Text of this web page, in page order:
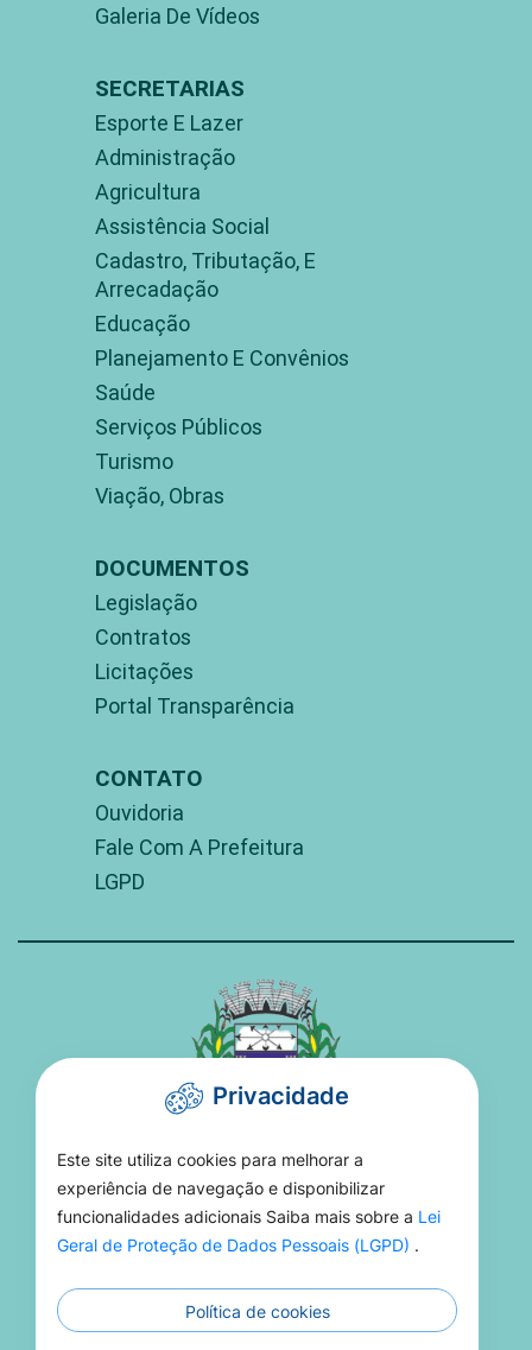
Galeria De Vídeos
SECRETARIAS
Esporte E Lazer
Administração
Agricultura
Assistência Social
Cadastro, Tributação, E
Arrecadação
Educação
Planejamento E Convênios
Saúde
Serviços Públicos
Turismo
Viação, Obras
DOCUMENTOS
Legislação
Contratos
Licitações
Portal Transparência
CONTATO
Ouvidoria
Fale Com A Prefeitura
LGPD
PREFEITURA DE TORIXORÉU
Rua 15 De Novembro, 16 - Setor Aeroporto -
(66) 3406-1021
Privacidade
Este site utiliza cookies para melhorar a
experiência de navegação e disponibilizar
funcionalidades adicionais Saiba mais sobre a Lei
Geral de Proteção de Dados Pessoais (LGPD) .
Política de cookies